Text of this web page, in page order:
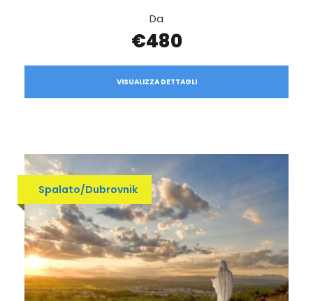
Da
€480
VISUALIZZA DETTAGLI
Spalato/Dubrovnik